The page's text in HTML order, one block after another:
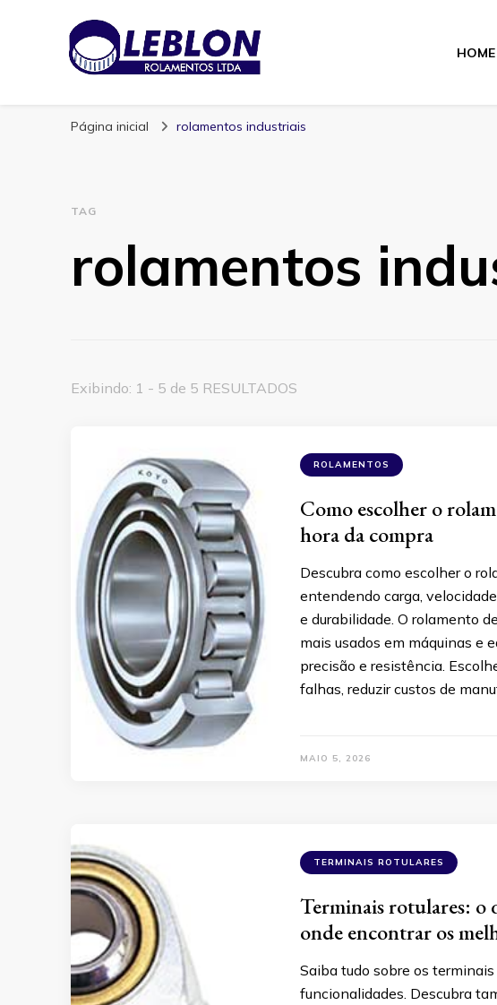
Blog | Leblon
HOME
Página inicial rolamentos industriais
TAG
rolamentos
Exibindo: 1 - 5 de 5 RESULTADOS
ROLAMENTOS
Como escolher o
hora da compra
Descubra como escolher o
entendendo carga,
e durabilidade. O rolamento
mais usados em máquinas e
precisão e resistência.
falhas, reduzir custos de
MAIO 5, 2026
TERMINAIS ROTULARES
Terminais rotulares: o
onde encontrar os
Saiba tudo sobre os
funcionalidades. Descubra